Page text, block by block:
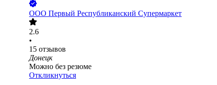
ООО Первый Республиканский Супермаркет
2.6
•
15 отзывов
Донецк
Можно без резюме
Откликнуться